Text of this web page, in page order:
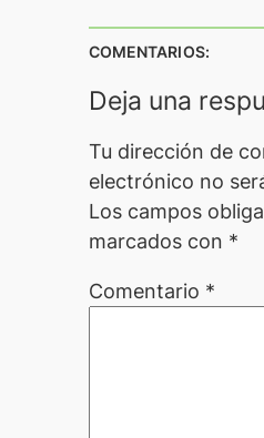
COMENTARIOS:
Deja una
Tu dirección de
electrónico no
Los campos
marcados con *
Comentario *